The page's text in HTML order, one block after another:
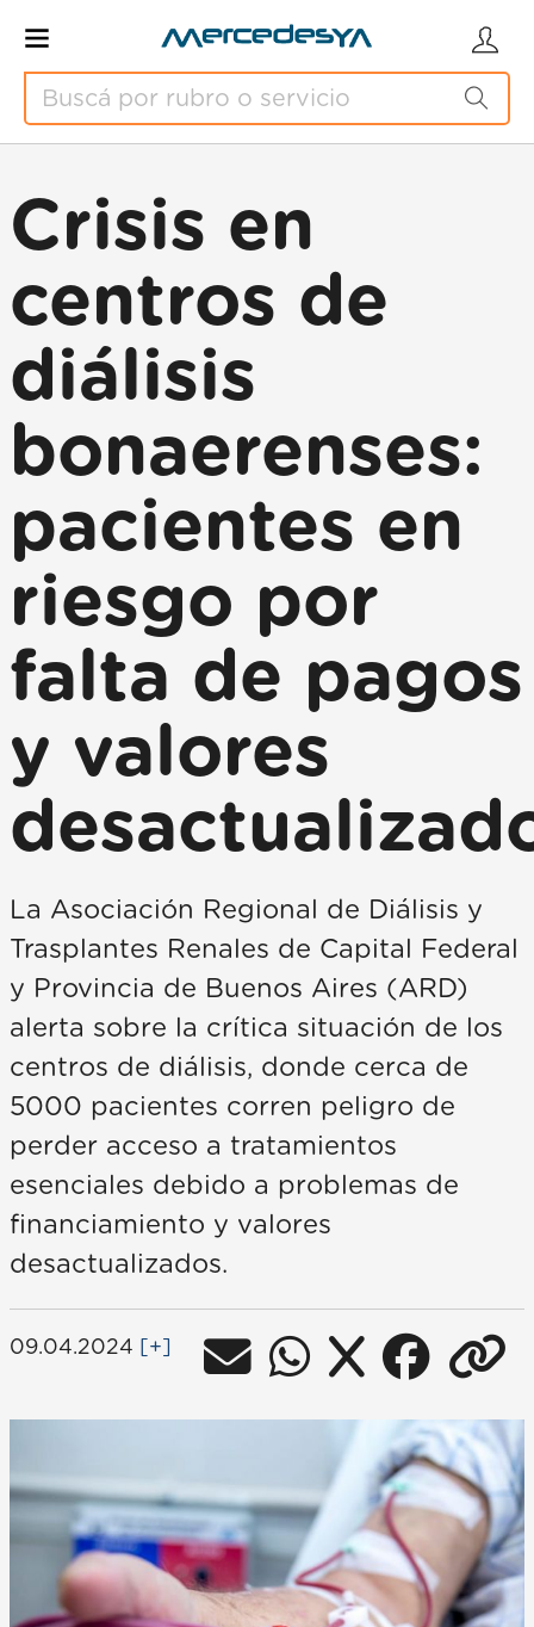
Crisis en
centros de
diálisis
bonaerenses:
pacientes en
riesgo por
falta de pagos
y valores
La Asociación Regional de Diálisis y
Trasplantes Renales de Capital Federal
y Provincia de Buenos Aires (ARD)
alerta sobre la crítica situación de los
centros de diálisis, donde cerca de
5000 pacientes corren peligro de
perder acceso a tratamientos
esenciales debido a problemas de
financiamiento y valores
desactualizados.
09.04.2024 [+]